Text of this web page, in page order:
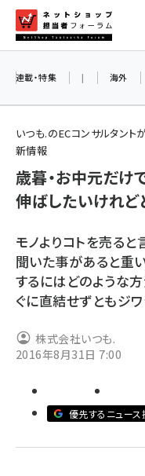
ン
ネ
amazon (2257)
yahoo (1907)
楽天 (1874)
ecbeing (1211)
アスクル (1122)
ビィ・フォアード
連載・特集 | 海外
いつも.のECコンサルタント
新情報
歳暮・お中元だけ
伸ばしたいけれ
モノよりコトを売る
聞いた事があると重
するにはどのような
ぐに直結せずともジ
株式会社いつも.
2016年8月31日 7:00
優先するニュー